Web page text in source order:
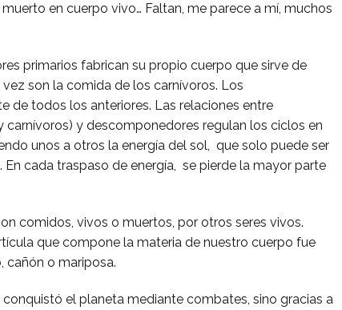
en cuerpo vivo… Faltan, me parece a mí, muchos
primarios fabrican su propio cuerpo que sirve de
son la comida de los carnívoros. Los
de todos los anteriores. Las relaciones entre
y descomponedores regulan los ciclos en
unos a otros la energía del sol, que solo puede ser
cada traspaso de energía, se pierde la mayor parte
comidos, vivos o muertos, por otros seres vivos.
que compone la materia de nuestro cuerpo fue
cañón o mariposa.
el planeta mediante combates, sino gracias a